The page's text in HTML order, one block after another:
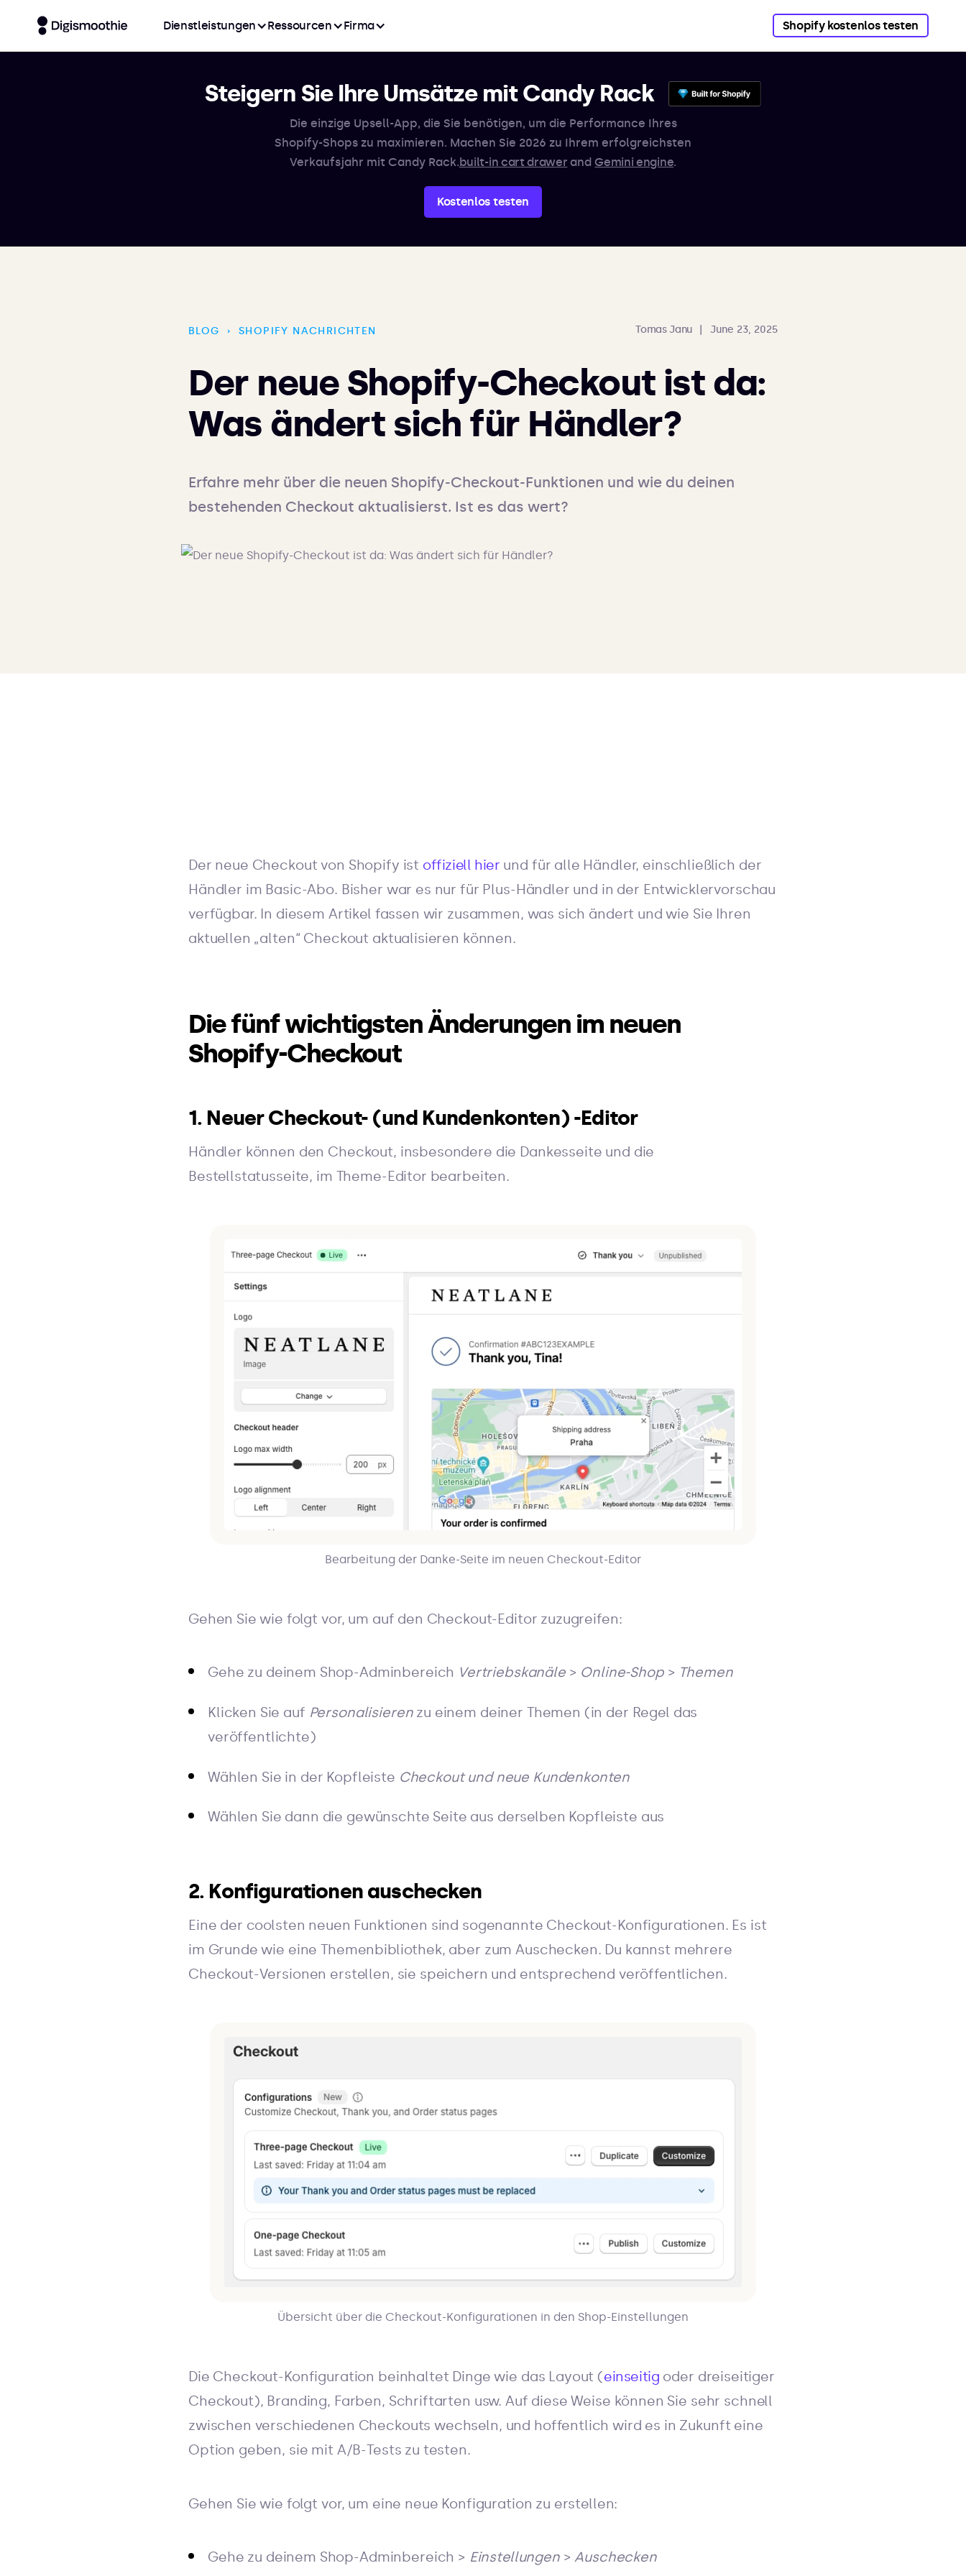
Dienstleistungen Ressourcen Firma Shopify kostenlos testen
Steigern Sie Ihre Umsätze mit Candy Rack
Die einzige Upsell-App, die Sie benötigen, um die Performance Ihres
Shopify-Shops zu maximieren. Machen Sie 2026 zu Ihrem erfolgreichsten
Verkaufsjahr mit Candy Rack.built-in cart drawer andGemini engine.
Kostenlos testen
BLOG › SHOPIFY NACHRICHTEN Tomas Janu June 23, 2025
Der neue Shopify-Checkout ist da:
Was ändert sich für Händler?
Erfahre mehr über die neuen Shopify-Checkout-Funktionen und wie du deinen
bestehenden Checkout aktualisierst. Ist es das wert?
Der neue Checkout von Shopify ist offiziell hier und für alle Händler, einschließlich der
Händler im Basic-Abo. Bisher war es nur für Plus-Händler und in der Entwicklervorschau
verfügbar. In diesem Artikel fassen wir zusammen, was sich ändert und wie Sie Ihren
aktuellen „alten“ Checkout aktualisieren können.
Die fünf wichtigsten Änderungen im neuen
Shopify-Checkout
1. Neuer Checkout- (und Kundenkonten) -Editor
Händler können den Checkout, insbesondere die Dankesseite und die
Bestellstatusseite, im Theme-Editor bearbeiten.
Bearbeitung der Danke-Seite im neuen Checkout-Editor
Gehen Sie wie folgt vor, um auf den Checkout-Editor zuzugreifen:
Gehe zu deinem Shop-Adminbereich Vertriebskanäle> Online-Shop> Themen
Klicken Sie auf Personalisierenzu einem deiner Themen (in der Regel das
veröffentlichte)
Wählen Sie in der Kopfleiste Checkout und neue Kundenkonten
Wählen Sie dann die gewünschte Seite aus derselben Kopfleiste aus
2. Konfigurationen auschecken
Eine der coolsten neuen Funktionen sind sogenannte Checkout-Konfigurationen. Es ist
im Grunde wie eine Themenbibliothek, aber zum Auschecken. Du kannst mehrere
Checkout-Versionen erstellen, sie speichern und entsprechend veröffentlichen.
Übersicht über die Checkout-Konfigurationen in den Shop-Einstellungen
Die Checkout-Konfiguration beinhaltet Dinge wie das Layout (einseitig oder dreiseitiger
Checkout), Branding, Farben, Schriftarten usw. Auf diese Weise können Sie sehr schnell
zwischen verschiedenen Checkouts wechseln, und hoffentlich wird es in Zukunft eine
Option geben, sie mit A/B-Tests zu testen.
Gehen Sie wie folgt vor, um eine neue Konfiguration zu erstellen:
Gehe zu deinem Shop-Adminbereich > Einstellungen>Auschecken